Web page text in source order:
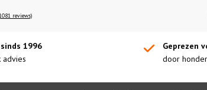
reviews)
1996
Geprezen
door